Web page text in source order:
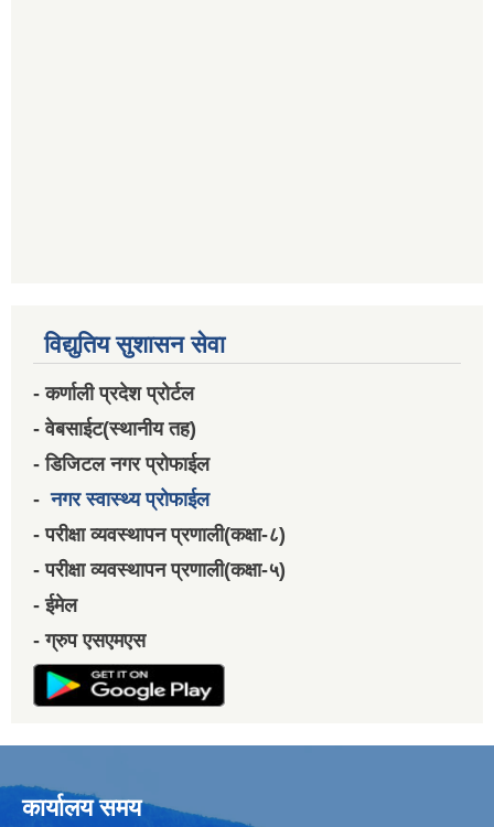
विद्युतिय सुशासन सेवा
- कर्णाली प्रदेश प्रोर्टल
- वेबसाईट(स्थानीय तह)
- डिजिटल नगर प्रोफाईल
-नगर स्वास्थ्य प्रोफाईल
- परीक्षा व्यवस्थापन प्रणाली(कक्षा-८)
- परीक्षा व्यवस्थापन प्रणाली(कक्षा-५)
- ईमेल
- ग्रुप एसएमएस
कार्यालय समय